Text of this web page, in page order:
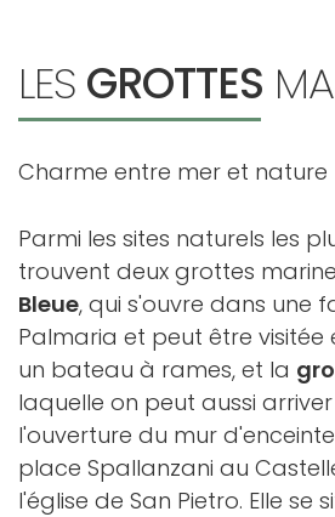
LES GROTTES
Charme entre mer et nature
Parmi les sites naturels les
trouvent deux grottes
Bleue, qui s'ouvre dans une
Palmaria et peut être
un bateau à rames, et la
laquelle on peut aussi
l'ouverture du mur
place Spallanzani au
l'église de San Pietro. Elle se